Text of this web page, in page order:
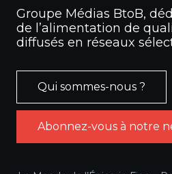
Groupe Médias BtoB,
de l’alimentation de
diffusés en réseaux
Qui sommes-nous ?
Abonnez-vous à notre